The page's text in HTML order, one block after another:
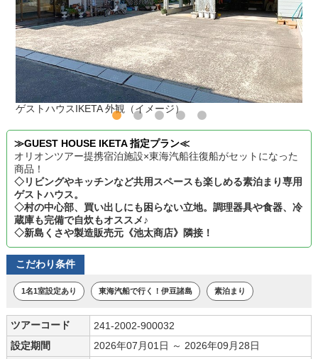
ゲストハウスIKETA 外観（イメージ）
≫GUEST HOUSE IKETA 指定プラン≪
オリオンツアー提携宿泊施設×東海汽船往復船がセットになった
商品！
◇リビングやキッチンなど共用スペースも楽しめる素泊まり専用
ゲストハウス。
◇村の中心部、買い出しにも困らない立地。調理器具や食器、冷
蔵庫も完備で自炊もオススメ♪
◇新島くさや製造販売元《池太商店》隣接！
こだわり条件
1名1室設定あり 東海汽船で行く！伊豆諸島 素泊まり
ツアーコード
241-2002-900032
設定期間
2026年07月01日 ～ 2026年09月28日